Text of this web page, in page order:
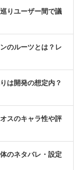
りユーザー間で議
のルーツとは？レ
は開発の想定内？
スのキャラ性や評
のネタバレ・設定